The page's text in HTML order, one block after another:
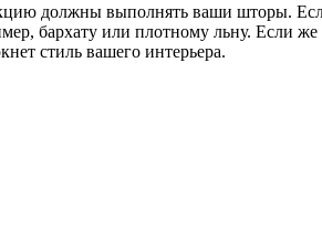
должны выполнять ваши шторы.
бархату или плотному льну. Если
стиль вашего интерьера.